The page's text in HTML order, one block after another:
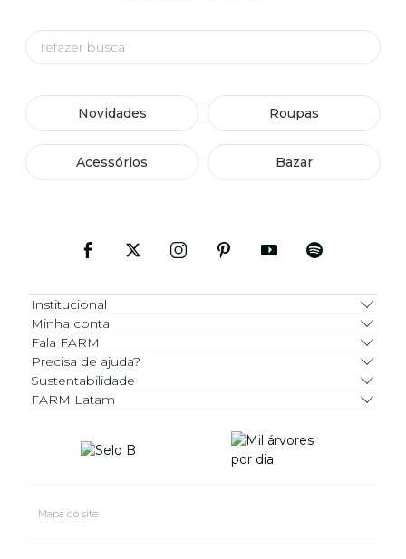
Novidades Roupas
Acessórios Bazar
Institucional
Minha conta
Fala FARM
Precisa de ajuda?
Sustentabilidade
FARM Latam
Mapa do site